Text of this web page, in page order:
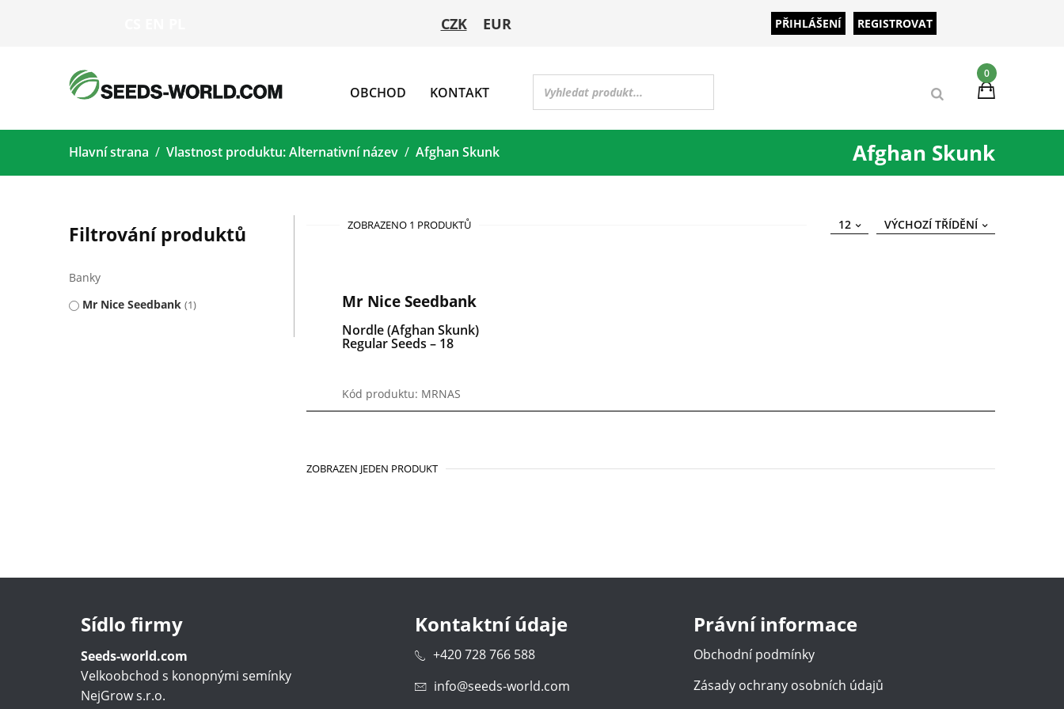
CZK EUR PŘIHLÁŠENÍ REGISTROVAT
0
OBCHOD KONTAKT
Afghan Skunk
Hlavní strana Vlastnost produktu: Alternativní název Afghan Skunk
Filtrování produktů
Banky
Mr Nice Seedbank 1
ZOBRAZENO 1 PRODUKTŮ VÝCHOZÍ TŘÍDĚNÍ
12
Mr Nice Seedbank
Nordle (Afghan Skunk)
Regular Seeds – 18
Kód produktu: MRNAS
ZOBRAZEN JEDEN PRODUKT
Sídlo firmy
Seeds-world.com
Velkoobchod s konopnými semínky
NejGrow s.r.o.
Kontaktní údaje
+420 728 766 588
info@seeds-world.com
Právní informace
Obchodní podmínky
Zásady ochrany osobních údajů